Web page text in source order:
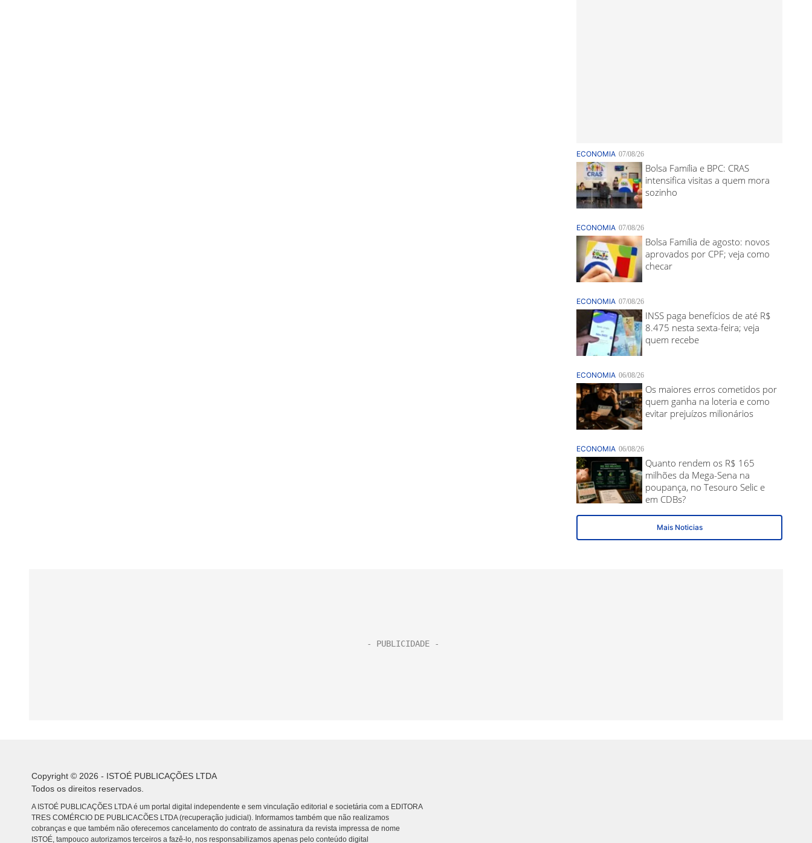
Copyright © 2026 - ISTOÉ PUBLICAÇÕES LTDA
Todos os direitos reservados.
A ISTOÉ PUBLICAÇÕES LTDA é um portal digital independente e sem vinculação editorial e societária com a EDITORA
TRES COMÉRCIO DE PUBLICACÕES LTDA (recuperação judicial). Informamos também que não realizamos
cobranças e que também não oferecemos cancelamento do contrato de assinatura da revista impressa de nome
ISTOÉ, tampouco autorizamos terceiros a fazê-lo, nos responsabilizamos apenas pelo conteúdo digital